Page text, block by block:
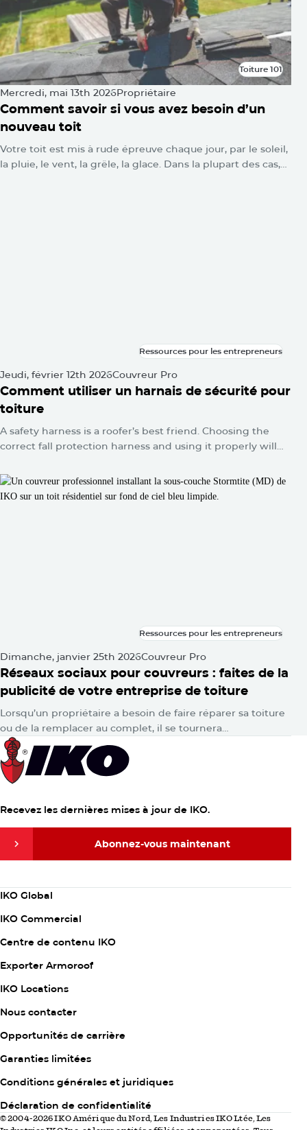
Toiture 101
Toiture 101
Mercredi, mai 13th 2026Propriétaire
Comment savoir si vous avez besoin d’un
nouveau toit
Votre toit est mis à rude épreuve chaque jour, par le soleil,
la pluie, le vent, la grêle, la glace. Dans la plupart des cas,
Ressources pour les entrepreneurs
Jeudi, février 12th 2026Couvreur Pro
Comment utiliser un harnais de sécurité pour
toiture
A safety harness is a roofer’s best friend. Choosing the
correct fall protection harness and using it properly will
correctly.
Ressources pour les entrepreneurs
Dimanche, janvier 25th 2026Couvreur Pro
Réseaux sociaux pour couvreurs : faites de la
publicité de votre entreprise de toiture
Lorsqu’un propriétaire a besoin de faire réparer sa toiture
ou de la remplacer au complet, il se tournera
probablement vers Google pour obtenir des réponses.
Ensuite, consciemment ou…
Recevez les dernières mises à jour de IKO.
Abonnez-vous maintenant
Column
IKO Global
IKO Commercial
Centre de contenu IKO
Exporter Armoroof
Column
IKO Locations
Nous contacter
Opportunités de carrière
Garanties limitées
Column
Conditions générales et juridiques
Déclaration de confidentialité
© 2004-2026 IKO Amérique du Nord, Les Industries IKO Ltée, Les